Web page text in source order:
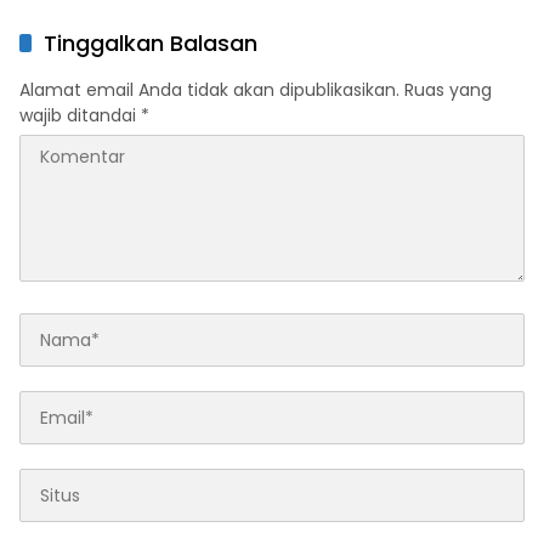
Tanpa Campuri Proses
Politik
Tinggalkan Balasan
Alamat email Anda tidak akan dipublikasikan. Ruas yang
wajib ditandai *